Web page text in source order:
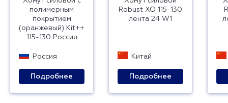
полимерным
покрытием
(оранжевый) Kit++
115-130 Россия
Россия
Подробнее
Robust ХО 115-130
лента 24 W1
Китай
Подробнее